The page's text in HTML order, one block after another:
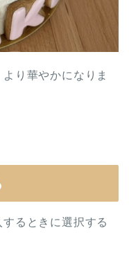
り華やかになりま
るときに選択する